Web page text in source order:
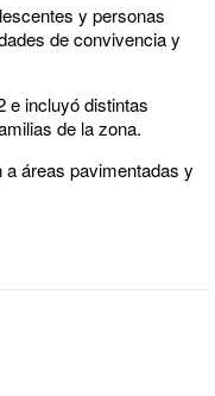
y personas
de convivencia y
e incluyó distintas
de la zona.
áreas pavimentadas y